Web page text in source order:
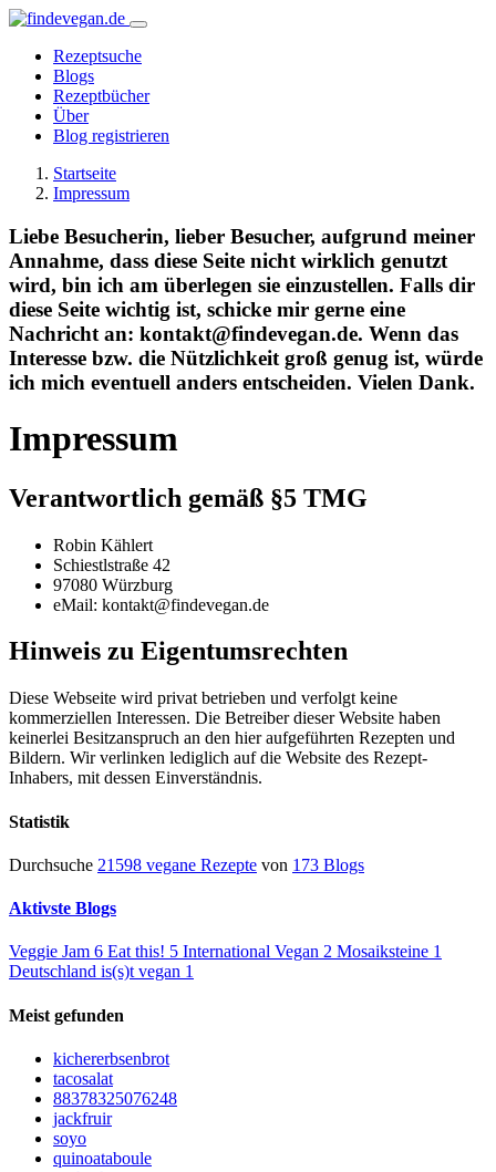
Rezeptsuche
Blogs
Rezeptbücher
Über
Blog registrieren
Startseite
Impressum
Liebe Besucherin, lieber Besucher, aufgrund meiner
Annahme, dass diese Seite nicht wirklich genutzt
wird, bin ich am überlegen sie einzustellen. Falls dir
diese Seite wichtig ist, schicke mir gerne eine
Nachricht an: kontakt@findevegan.de. Wenn das
Interesse bzw. die Nützlichkeit groß genug ist, würde
ich mich eventuell anders entscheiden. Vielen Dank.
Impressum
Verantwortlich gemäß §5 TMG
Robin Kählert
Schiestlstraße 42
97080 Würzburg
eMail: kontakt@findevegan.de
Hinweis zu Eigentumsrechten
Diese Webseite wird privat betrieben und verfolgt keine
kommerziellen Interessen. Die Betreiber dieser Website haben
keinerlei Besitzanspruch an den hier aufgeführten Rezepten und
Bildern. Wir verlinken lediglich auf die Website des Rezept-
Inhabers, mit dessen Einverständnis.
Statistik
Durchsuche 21598 vegane Rezepte von 173 Blogs
Aktivste Blogs
Veggie Jam 6 Eat this! 5 International Vegan 2 Mosaiksteine 1
Deutschland is(s)t vegan 1
Meist gefunden
kichererbsenbrot
tacosalat
88378325076248
jackfruir
soyo
quinoataboule